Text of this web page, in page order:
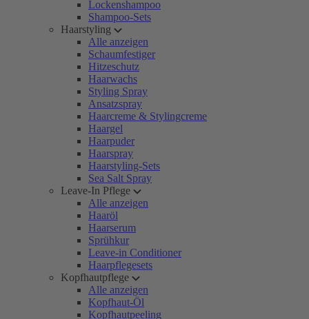
Lockenshampoo
Shampoo-Sets
Haarstyling
Alle anzeigen
Schaumfestiger
Hitzeschutz
Haarwachs
Styling Spray
Ansatzspray
Haarcreme & Stylingcreme
Haargel
Haarpuder
Haarspray
Haarstyling-Sets
Sea Salt Spray
Leave-In Pflege
Alle anzeigen
Haaröl
Haarserum
Sprühkur
Leave-in Conditioner
Haarpflegesets
Kopfhautpflege
Alle anzeigen
Kopfhaut-Öl
Kopfhautpeeling